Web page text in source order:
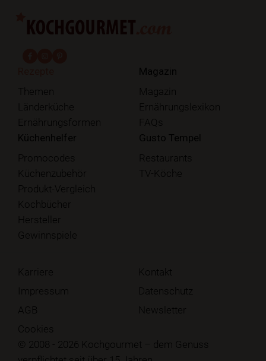
Themen
Länderküche
Ernährungsformen
Magazin
Magazin
Ernährungslexikon
FAQs
Küchenhelfer
Promocodes
Küchenzubehör
Produkt-Vergleich
Kochbücher
Hersteller
Gewinnspiele
Gusto Tempel
Restaurants
TV-Köche
© 2008 - 2026 Kochgourmet – dem Genuss
Karriere
Kontakt
Impressum
Datenschutz
AGB
Newsletter
Cookies